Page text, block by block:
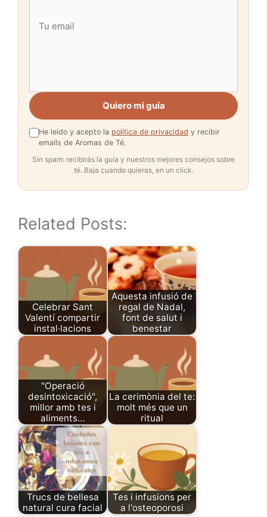
Quiero mi guía
He leído y acepto la política de privacidad y recibir
emails de Aromas de Té.
Sin spam: recibirás la guía y nuestros mejores consejos sobre
té. Baja cuando quieras, en un click.
Related Posts:
Celebrar Sant
Valentí compartir
instal·lacions
Aquesta infusió de
regal de Nadal,
font de salut i
benestar
"Operació
desintoxicació",
millor amb tes i
aliments…
La cerimònia del te:
molt més que un
ritual
Trucs de bellesa
natural cura facial
Tes i infusions per
a l'osteoporosi